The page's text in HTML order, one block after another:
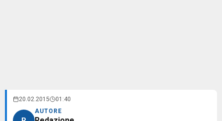
20.02.2015 01:40
AUTORE